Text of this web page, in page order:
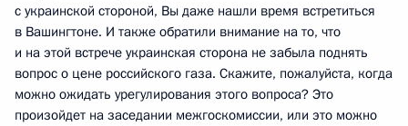
с украинской стороной, Вы даже нашли время встретиться
в Вашингтоне. И также обратили внимание на то, что
и на этой встрече украинская сторона не забыла поднять
вопрос о цене российского газа. Скажите, пожалуйста, когда
можно ожидать урегулирования этого вопроса? Это
произойдет на заседании межгоскомиссии, или это можно